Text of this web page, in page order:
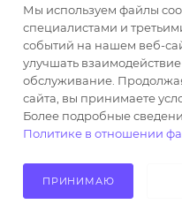
Любая информация
характер и не
определяемой
Гражданского
Использование любых
на https://opt-
наличии
активной ссылки
Мы используем файлы
специалистами и
событий на нашем веб-
улучшать
обслуживание.
сайта, вы принимаете
Более подробные
Политике в отношении
ПРИНИМАЮ